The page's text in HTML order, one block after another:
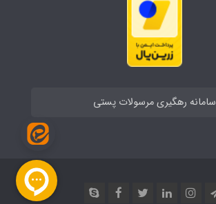
سامانه رهگیری مرسولات پستی